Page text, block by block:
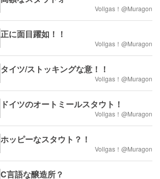
Vollgas！@Muragon
正に面目躍如！！
Vollgas！@Muragon
タイツ/ストッキングな意！！
Vollgas！@Muragon
ドイツのオートミールスタウト！
Vollgas！@Muragon
ホッピーなスタウト？！
Vollgas！@Muragon
C言語な醸造所？